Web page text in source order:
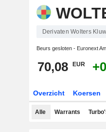
Derivaten Wolters
Beurs gesloten - Euronext
70,08 EUR
Overzicht Koersen
Alle Warrants